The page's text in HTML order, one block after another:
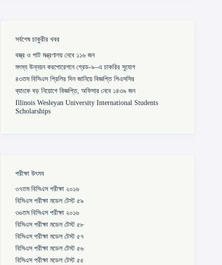
সর্বশেষ চাকুরীর খবর
বস্ত্র ও পাট মন্ত্রণালয় নেবে ১১৬ জন
মৎস্য উন্নয়ন করপোরেশনে গ্রেড-৯–এ চাকরির সুযোগ
৪৩তম বিসিএস প্রিলির দিন জানিয়ে বিজ্ঞপ্তি পিএসসির
ব্যাংকে বড় নিয়োগে বিজ্ঞপ্তি, অফিসার নেবে ১৪৩৯ জন
Illinois Wesleyan University International Students
Scholarships
পরীক্ষা উৎসব
৩৭তম বিসিএস পরীক্ষা ২০১৬
বিসিএস পরীক্ষা মডেল টেস্ট ৫৯
৩৬তম বিসিএস পরীক্ষা ২০১৬
বিসিএস পরীক্ষা মডেল টেস্ট ৫৮
বিসিএস পরীক্ষা মডেল টেস্ট ৫৭
বিসিএস পরীক্ষা মডেল টেস্ট ৫৬
বিসিএস পরীক্ষা মডেল টেস্ট ৫৫